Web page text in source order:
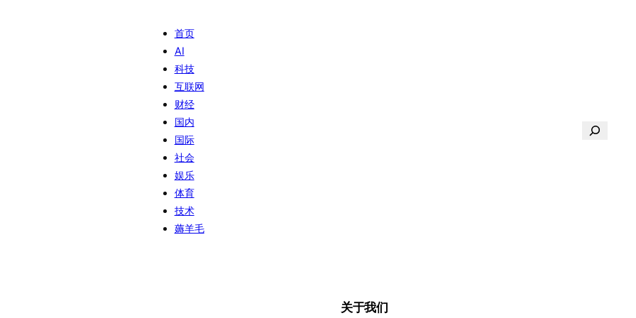
首页
AI
科技
互联网
财经
国内
国际
社会
娱乐
体育
技术
薅羊毛
搜
关于我们